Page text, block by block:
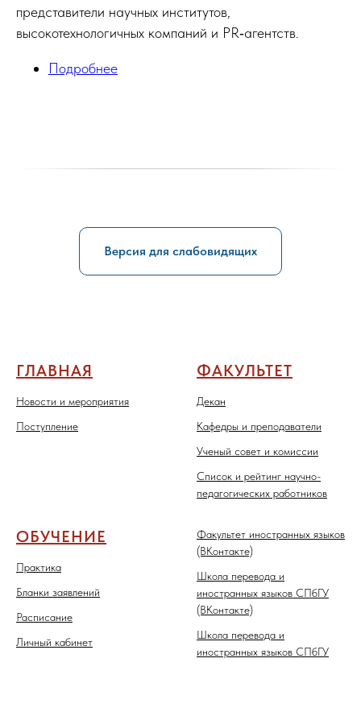
представители научных институтов,
высокотехнологичных компаний и PR‑агентств.
Подробнее
Версия для слабовидящих
ГЛАВНАЯ
Новости и мероприятия
Поступление
ФАКУЛЬТЕТ
Декан
Кафедры и преподаватели
Ученый совет и комиссии
Список и рейтинг научно-
педагогических работников
ОБУЧЕНИЕ
Практика
Бланки заявлений
Расписание
Личный кабинет
Факультет иностранных языков
(ВКонтакте)
Школа перевода и
иностранных языков СПбГУ
(ВКонтакте)
Школа перевода и
иностранных языков СПбГУ